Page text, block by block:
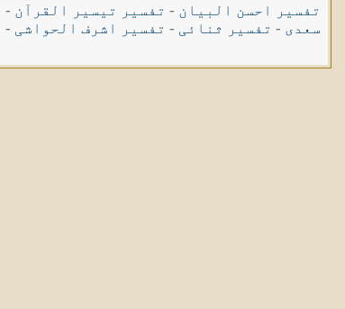
تفسیر احسن البیان - تفسیر تیسیر القرآن -
سعدی - تفسیر ثنائی - تفسیر اشرف الحواشی -